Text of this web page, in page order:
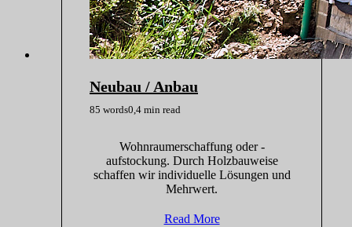
Neubau / Anbau
85 words0,4 min read
Wohnraumerschaffung oder -
aufstockung. Durch Holzbauweise
schaffen wir individuelle Lösungen und
Mehrwert.
Read More